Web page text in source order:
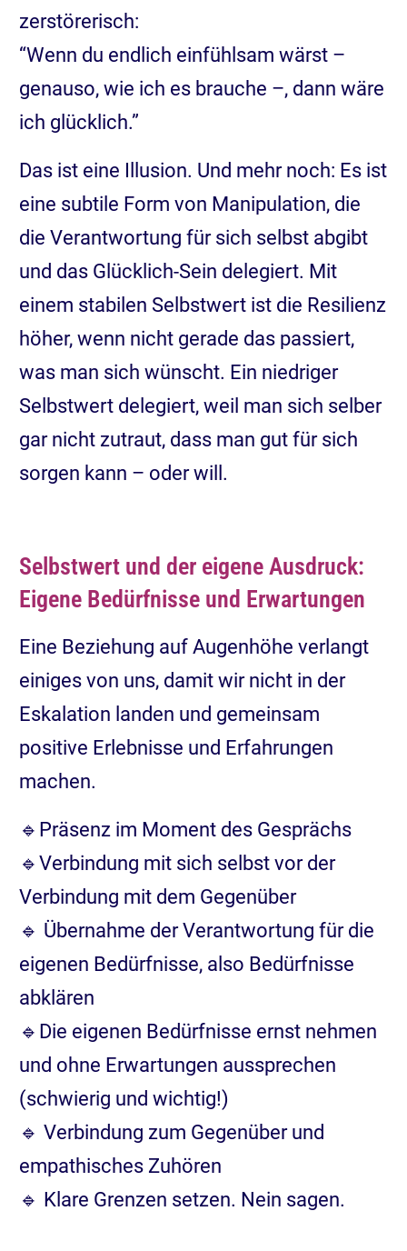
zerstörerisch:
“Wenn du endlich einfühlsam wärst –
genauso, wie ich es brauche –, dann wäre
ich glücklich.”
Das ist eine Illusion. Und mehr noch: Es ist
eine subtile Form von Manipulation, die
die Verantwortung für sich selbst abgibt
und das Glücklich-Sein delegiert. Mit
einem stabilen Selbstwert ist die Resilienz
höher, wenn nicht gerade das passiert,
was man sich wünscht. Ein niedriger
Selbstwert delegiert, weil man sich selber
gar nicht zutraut, dass man gut für sich
sorgen kann – oder will.
Selbstwert und der eigene Ausdruck:
Eigene Bedürfnisse und Erwartungen
Eine Beziehung auf Augenhöhe verlangt
einiges von uns, damit wir nicht in der
Eskalation landen und gemeinsam
positive Erlebnisse und Erfahrungen
machen.
🔹Präsenz im Moment des Gesprächs
🔹Verbindung mit sich selbst vor der
Verbindung mit dem Gegenüber
🔹 Übernahme der Verantwortung für die
eigenen Bedürfnisse, also Bedürfnisse
abklären
🔹Die eigenen Bedürfnisse ernst nehmen
und ohne Erwartungen aussprechen
(schwierig und wichtig!)
🔹 Verbindung zum Gegenüber und
empathisches Zuhören
🔹 Klare Grenzen setzen. Nein sagen.